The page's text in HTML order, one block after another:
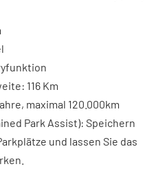
116 Km
maximal 120.000km
Park Assist): Speichern
und lassen Sie das